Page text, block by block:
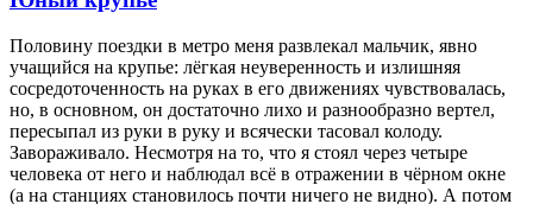
Половину поездки в метро меня развлекал мальчик, явно
учащийся на крупье: лёгкая неуверенность и излишняя
сосредоточенность на руках в его движениях чувствовалась,
но, в основном, он достаточно лихо и разнообразно вертел,
пересыпал из руки в руку и всячески тасовал колоду.
Завораживало. Несмотря на то, что я стоял через четыре
человека от него и наблюдал всё в отражении в чёрном окне
(а на станциях становилось почти ничего не видно). А потом